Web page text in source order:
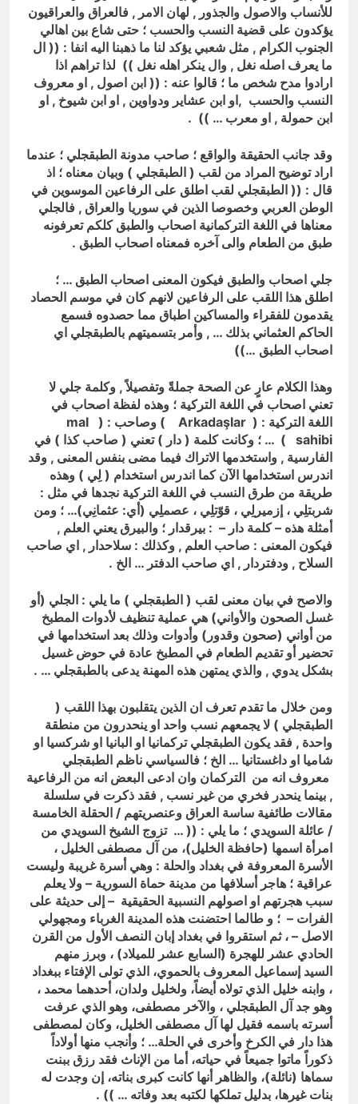
للأنساب والاصول والجذور , لهان الامر , فالعراق والعراقيون
يؤكدون على قضية النسب والحسب ؛ حتى شاع بين اهالي
الجنوب الكرام , مثل شعبي يؤكد لنا ما ذهبنا اليه انفا : (( ال
ما يعرف اصله نغل , وال ينكر اهله نغل )) لذا تراهم اذا
ارادوا مدح شخص ما ؛ قالوا عنه : (( ابن اصول , او معروف
النسب والحسب ,او ابن عشاير ودواوين , او ابن شيوخ , او
ابن حمولة , او معرب … )) .
وقد جانب الحقيقة والواقع ؛ صاحب مدونة الطبقجلي ؛ عندما
اراد توضيح المراد من لقب ( الطبقجلي ) وبيان معناه ؛ اذ
قال : (( الطبقجلي لقب اطلق على الرفاعين الموسوين في
الوطن العربي وخصوصا الذين في سوريا والعراق , فالجلي
معناها في اللغة التركمانية اصحاب والطبق كلكم تعرفونه
طبق من الطعام والى آخره فمعناه اصحاب الطبق .
جلي اصحاب والطبق فيكون المعنى اصحاب الطبق … ؛
اطلق هذا اللقب على الرفاعين لانهم كان في موسم الحصاد
يقدمون للفقراء والمساكين اطباق مما حصدوه فسمع
الحاكم العثماني بذلك … , وأمر بتسميتهم بالطبقجلي اي
اصحاب الطبق …))
وهذا الكلام عارٍ عن الصحة جملةً وتفصيلاً , وكلمة جلي لا
تعني اصحاب في اللغة التركية ؛ وهذه لفظة اصحاب في
اللغة التركية : ( Arkadaşlar ) وصاحب : ( mal
sahibi ) … ؛ وكانت كلمة ( دار ) تعني ( صاحب كذا ) في
الفارسية , واستخدمها الاتراك فيما مضى بنفس المعنى , وقد
اندرس استخدامها الآن كما اندرس استخدام ( لِي ) وهذه
طريقة من طرق النسب في اللغة التركية نجدها في مثل :
شربتلِي ، إزميرلِي ، قوّتلِي ، عصملِي (أي: عثمانِي)… ؛ ومن
أمثلة هذه – كلمة دار – : بيرقدار ؛ والبيرق يعني العلم ,
فيكون المعنى : صاحب العلم , وكذلك : سلاحدار , اي صاحب
السلاح , ودفتردار , اي صاحب الدفتر … الخ .
والاصح في بيان معنى لقب ( الطبقجلي ) ما يلي : الجلي (أو
غسل الصحون والأواني) هي عملية تنظيف لأدوات المطبخ
من أواني (صحون وقدور) وأدوات وذلك بعد استخدامها في
تحضير أو تقديم الطعام في المطبخ عادة في حوض غسيل
بشكل يدوي , والذي يمتهن هذه المهنة يدعى بالطبقجلي … .
ومن خلال ما تقدم تعرف ان الذين يتقلبون بهذا اللقب (
الطبقجلي ) لا يجمعهم نسب واحد او ينحدرون من منطقة
واحدة , فقد يكون الطبقجلي تركمانيا او البانيا او شركسيا او
شاميا او داغستانيا … الخ ؛ فالسياسي ناظم الطبقجلي
معروف انه من التركمان وان ادعى البعض انه من الرفاعية
, بينما ينحدر فخري من غير نسب , فقد ذكرت في سلسلة
مقالات طائفية ساسة العراق وعنصريتهم / الحقلة الخامسة
/ عائلة السويدي ؛ ما يلي : (( … تزوج الشيخ السويدي من
امرأة اسمها (حافظة الخليل)، من آل مصطفى الخليل ،
الأسرة المعروفة في بغداد والحلة : وهي أسرة غريبة وليست
عراقية ؛ هاجر أسلافها من مدينة حماة السورية – ولا يعلم
سبب هجرتهم او اصولهم النسبية الحقيقية – إلى حديثة على
الفرات – ؛ و طالما احتضنت هذه المدينة الغرباء ومجهولي
الاصل – ، ثم استقروا في بغداد إبان النصف الأول من القرن
الحادي عشر للهجرة (السابع عشر للميلاد) ، وبرز منهم
السيد إسماعيل المعروف بالحموي، الذي تولى الإفتاء ببغداد
، وابنه خليل الذي تولاه أيضاً، ولخليل ولدان، أحدهما محمد ،
وهو جد آل الطبقجلي ، والآخر مصطفى، وهو الذي عرفت
أسرته باسمه فقيل لها آل مصطفى الخليل، وكان لمصطفى
هذا دار في الكرخ وأخرى في الحلة… ؛ وأنجب منها أولاداً
ذكوراً ماتوا جميعاً في حياته، أما من الإناث فقد رزق ببنت
سماها (نائلة)، والظاهر أنها كانت كبرى بناته، إن وجدت له
بنات غيرها، بدليل تملكها لكتبه بعد وفاته … )) .